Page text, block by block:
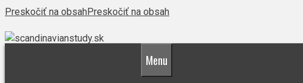
Preskočiť na obsahPreskočiť na obsah
Menu